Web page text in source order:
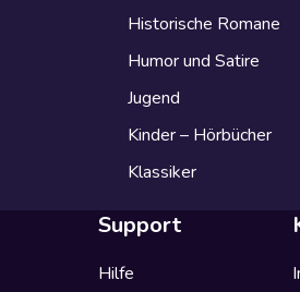
Historische Romane
Humor und Satire
Jugend
Kinder – Hörbücher
Klassiker
Support
Hilfe